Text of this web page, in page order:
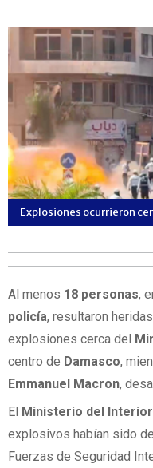
Explosiones ocurrieron
Al menos 18 personas,
policía, resultaron
explosiones cerca del
centro de Damasco,
Emmanuel Macron,
El Ministerio del
explosivos habían sido
Fuerzas de Seguridad